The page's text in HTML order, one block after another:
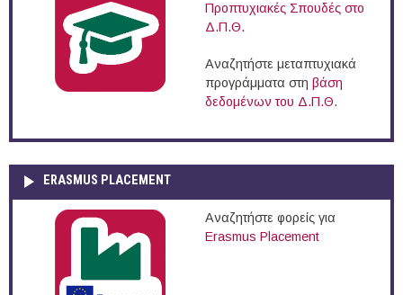
Προπτυχιακές Σπουδές στο
Δ.Π.Θ.
Αναζητήστε μεταπτυχιακά
προγράμματα στη βάση
δεδομένων του Δ.Π.Θ.
ERASMUS PLACEMENT
Αναζητήστε φορείς για
Erasmus Placement